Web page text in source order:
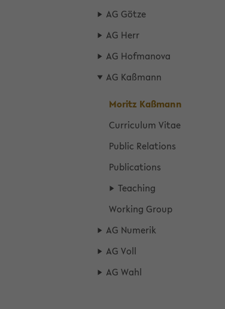
AG Götze
AG Herr
AG Hof­manova
AG Kaßmann
Moritz Kaßmann
Cur­ricu­lum Vitae
Pub­lic Re­la­tions
Pub­li­ca­tions
Teach­ing
Work­ing Group
AG Nu­merik
AG Voll
AG Wahl